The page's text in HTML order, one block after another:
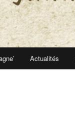
Actualités